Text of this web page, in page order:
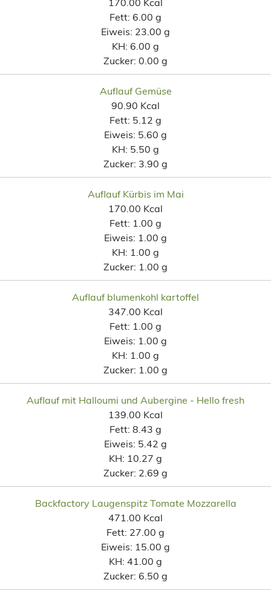
Fett: 6.00 g
Eiweis: 23.00 g
KH: 6.00 g
Zucker: 0.00 g
Auflauf Gemüse
90.90 Kcal
Fett: 5.12 g
Eiweis: 5.60 g
KH: 5.50 g
Zucker: 3.90 g
Auflauf Kürbis im Mai
170.00 Kcal
Fett: 1.00 g
Eiweis: 1.00 g
KH: 1.00 g
Zucker: 1.00 g
Auflauf blumenkohl kartoffel
347.00 Kcal
Fett: 1.00 g
Eiweis: 1.00 g
KH: 1.00 g
Zucker: 1.00 g
Auflauf mit Halloumi und Aubergine - Hello fresh
139.00 Kcal
Fett: 8.43 g
Eiweis: 5.42 g
KH: 10.27 g
Zucker: 2.69 g
Backfactory Laugenspitz Tomate Mozzarella
471.00 Kcal
Fett: 27.00 g
Eiweis: 15.00 g
KH: 41.00 g
Zucker: 6.50 g